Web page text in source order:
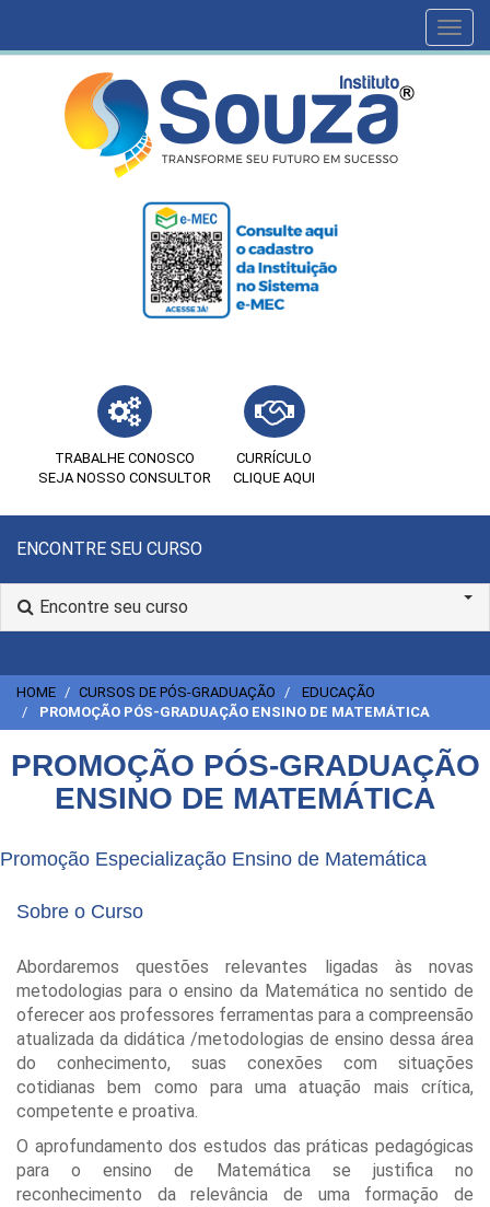
TRABALHE CONOSCO
SEJA NOSSO CONSULTOR
CURRÍCULO
CLIQUE AQUI
ENCONTRE SEU CURSO
Encontre seu curso
HOME CURSOS DE PÓS-GRADUAÇÃO
EDUCAÇÃO
PROMOÇÃO PÓS-GRADUAÇÃO ENSINO DE MATEMÁTICA
PROMOÇÃO PÓS-GRADUAÇÃO
ENSINO DE MATEMÁTICA
Promoção Especialização Ensino de Matemática
Sobre o Curso
Abordaremos questões relevantes ligadas às novas
metodologias para o ensino da Matemática no sentido de
oferecer aos professores ferramentas para a compreensão
atualizada da didática /metodologias de ensino dessa área
do conhecimento, suas conexões com situações
cotidianas bem como para uma atuação mais crítica,
competente e proativa.
O aprofundamento dos estudos das práticas pedagógicas
para o ensino de Matemática se justifica no
reconhecimento da relevância de uma formação de